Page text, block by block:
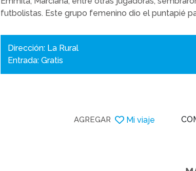
futbolistas. Este grupo femenino dio el puntapié
Dirección: La Rural
Entrada: Gratis
AGREGAR Mi viaje